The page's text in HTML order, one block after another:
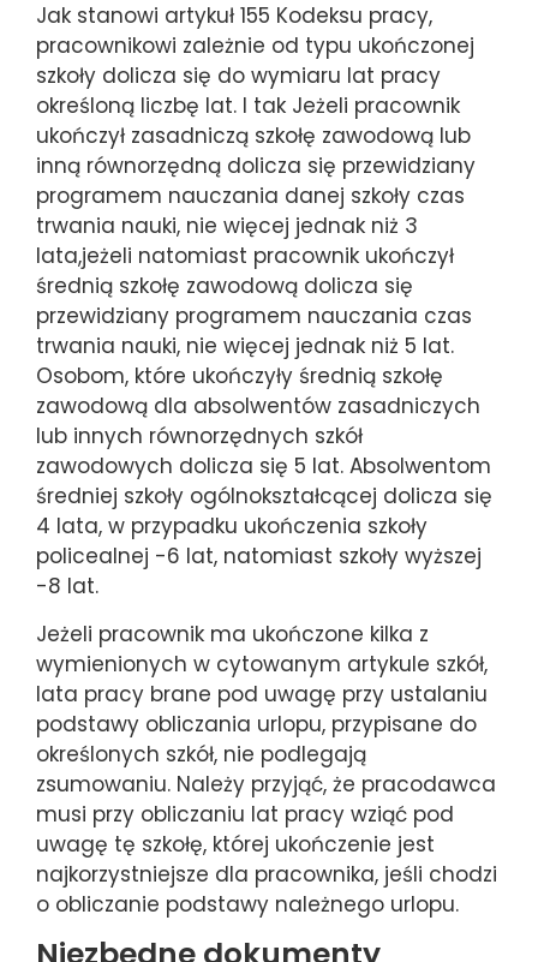
Jak stanowi artykuł 155 Kodeksu pracy,
pracownikowi zależnie od typu ukończonej
szkoły dolicza się do wymiaru lat pracy
określoną liczbę lat. I tak Jeżeli pracownik
ukończył zasadniczą szkołę zawodową lub
inną równorzędną dolicza się przewidziany
programem nauczania danej szkoły czas
trwania nauki, nie więcej jednak niż 3
lata,jeżeli natomiast pracownik ukończył
średnią szkołę zawodową dolicza się
przewidziany programem nauczania czas
trwania nauki, nie więcej jednak niż 5 lat.
Osobom, które ukończyły średnią szkołę
zawodową dla absolwentów zasadniczych
lub innych równorzędnych szkół
zawodowych dolicza się 5 lat. Absolwentom
średniej szkoły ogólnokształcącej dolicza się
4 lata, w przypadku ukończenia szkoły
policealnej -6 lat, natomiast szkoły wyższej
-8 lat.
Jeżeli pracownik ma ukończone kilka z
wymienionych w cytowanym artykule szkół,
lata pracy brane pod uwagę przy ustalaniu
podstawy obliczania urlopu, przypisane do
określonych szkół, nie podlegają
zsumowaniu. Należy przyjąć, że pracodawca
musi przy obliczaniu lat pracy wziąć pod
uwagę tę szkołę, której ukończenie jest
najkorzystniejsze dla pracownika, jeśli chodzi
o obliczanie podstawy należnego urlopu.